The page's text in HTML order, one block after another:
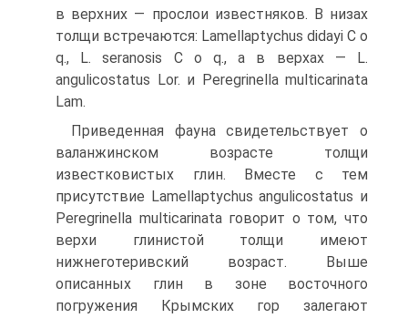
в верхних — прослои изве­стняков. В низах
толщи встречаются: Lamellaptychus didayi С о
q., L. seranosis С о q., а в верхах — L.
angulicostatus Lor. и Peregrinella multicarinata
Lam.
Приведенная фауна свидетельствует о
валанжинском возрасте толщи
известковистых глин. Вместе с тем
присутствие Lamellaptychus angulicostatus и
Peregrinella multicarinata говорит о том, что
верхи глинистой толщи имеют
нижнеготеривский возраст. Выше
описанных глин в зоне восточного
погружения Крымских гор залегают